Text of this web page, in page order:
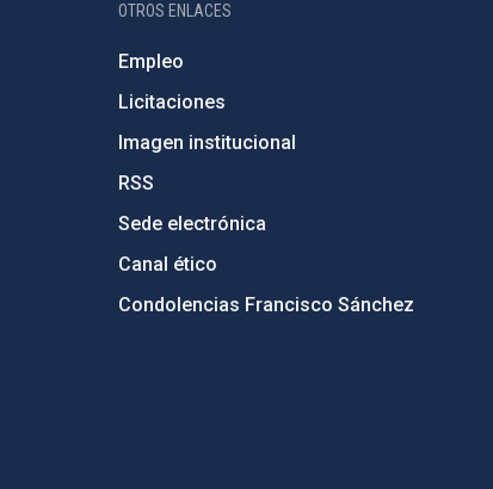
OTROS ENLACES
Empleo
Licitaciones
Imagen institucional
RSS
Sede electrónica
Canal ético
Condolencias Francisco Sánchez